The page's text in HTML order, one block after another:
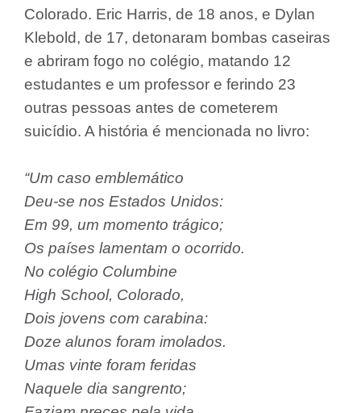
Colorado. Eric Harris, de 18 anos, e Dylan
Klebold, de 17, detonaram bombas caseiras
e abriram fogo no colégio, matando 12
estudantes e um professor e ferindo 23
outras pessoas antes de cometerem
suicídio. A história é mencionada no livro:
“Um caso emblemático
Deu-se nos Estados Unidos:
Em 99, um momento trágico;
Os países lamentam o ocorrido.
No colégio Columbine
High School, Colorado,
Dois jovens com carabina:
Doze alunos foram imolados.
Umas vinte foram feridas
Naquele dia sangrento;